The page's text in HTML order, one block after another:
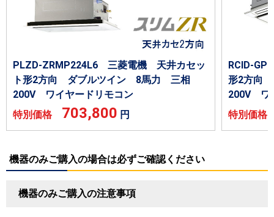
PLZD-ZRMP224L6 三菱電機 天井カセッ
ト形2方向 ダブルツイン 8馬力 三相
200V ワイヤードリモコン
特別価格 703,800 円
RCID-
形2方向
200V ワ
特別価
機器のみご購入の場合は必ずご確認ください
機器のみご購入の注意事項